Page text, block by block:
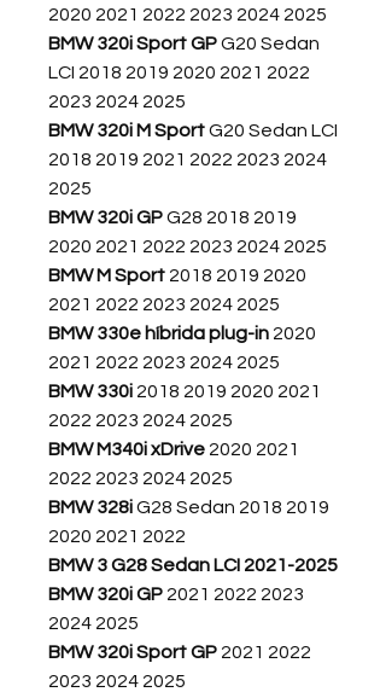
2020 2021 2022 2023 2024 2025
BMW 320i Sport GPG20 Sedan
LCI 2018 2019 2020 2021 2022
2023 2024 2025
BMW 320i M SportG20 Sedan LCI
2018 2019 2021 2022 2023 2024
2025
BMW 320i GPG28 2018 2019
2020 2021 2022 2023 2024 2025
BMW M Sport 2018 2019 2020
2021 2022 2023 2024 2025
BMW 330e híbrida plug-in 2020
2021 2022 2023 2024 2025
BMW 330i 2018 2019 2020 2021
2022 2023 2024 2025
BMW M340i xDrive 2020 2021
2022 2023 2024 2025
BMW 328iG28 Sedan 2018 2019
2020 2021 2022
BMW 3 G28 Sedan LCI 2021-2025
BMW 320i GP 2021 2022 2023
2024 2025
BMW 320i Sport GP 2021 2022
2023 2024 2025